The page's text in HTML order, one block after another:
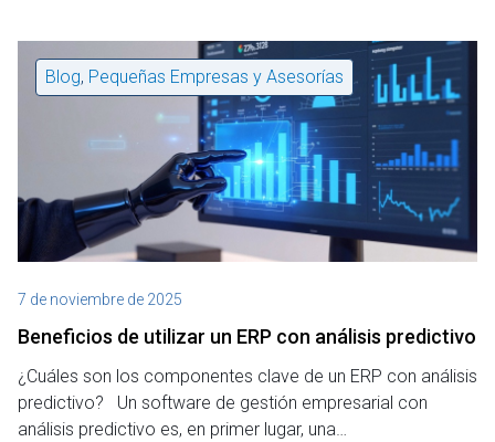
Blog, Pequeñas Empresas y Asesorías
7 de noviembre de 2025
Beneficios de utilizar un ERP con análisis predictivo
¿Cuáles son los componentes clave de un ERP con análisis
predictivo? Un software de gestión empresarial con
análisis predictivo es, en primer lugar, una…